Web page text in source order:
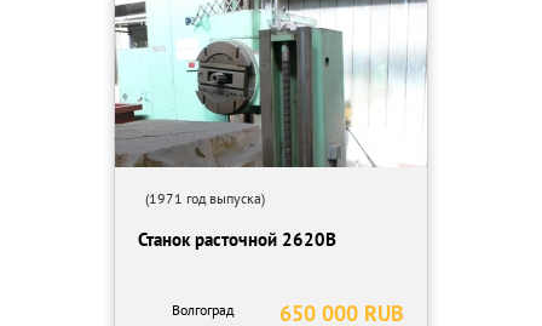
(1971 год выпуска)
Станок расточной 2620В
650 000 RUB
Волгоград